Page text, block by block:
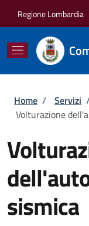
Regione Lombardia
Briciole
Home / Servizi
Volturazione
sismica